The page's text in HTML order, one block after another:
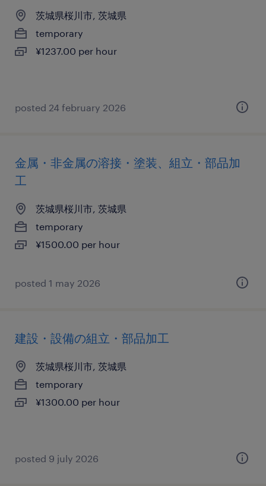
茨城県桜川市, 茨城県
temporary
¥1237.00 per hour
posted 24 february 2026
金属・非金属の溶接・塗装、組立・部品加
工
茨城県桜川市, 茨城県
temporary
¥1500.00 per hour
posted 1 may 2026
建設・設備の組立・部品加工
茨城県桜川市, 茨城県
temporary
¥1300.00 per hour
posted 9 july 2026